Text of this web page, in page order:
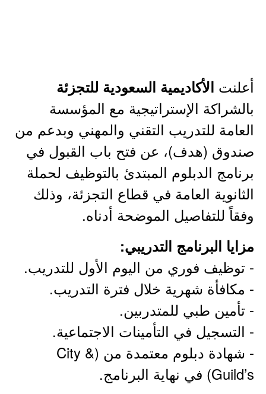
أعلنت الأكاديمية السعودية للتجزئة
بالشراكة الإستراتيجية مع المؤسسة
العامة للتدريب التقني والمهني وبدعم من
صندوق (هدف)، عن فتح باب القبول في
برنامج الدبلوم المبتدئ بالتوظيف لحملة
الثانوية العامة في قطاع التجزئة، وذلك
وفقاً للتفاصيل الموضحة أدناه.
مزايا البرنامج التدريبي:
- توظيف فوري من اليوم الأول للتدريب.
- مكافأة شهرية خلال فترة التدريب.
- تأمين طبي للمتدربين.
- التسجيل في التأمينات الاجتماعية.
- شهادة دبلوم معتمدة من (City &
Guild’s) في نهاية البرنامج.